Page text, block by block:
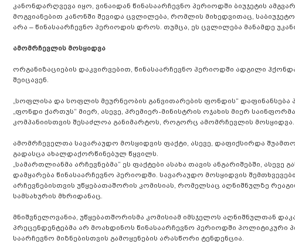
კანონდარღვევა იყო, ვინაიდან წინასაარჩევნო პერიოდში ბიუჯეტის
მოგვიანებით კანონში შევიდა ცვლილება, რომლის მიხედვითაც,
არა – წინასაარჩევნო პერიოდის დროს. თუმცა, ეს ცვლილება მანამდე
ამომრჩევლის მოსყიდვა
ორგანიზაციების დაკვირვებით, წინასაარჩევნო პერიოდში ადგილი
შეიცავენ.
„სოფლისა და სოფლის მეურნეობის განვითარების ფონდის“
„ფონდი ქართუს“ მიერ, ასევე, პრემიერ-მინისტრის ოჯახის მიერ
კომპანიისთვის შესაძლოა განიმარტოს, როგორც ამომრჩევლის მოსყიდვა.
ამომრჩეველთა სავარაუდო მოსყიდვის ფაქტი, ასევე, დაფიქსირდა
გადასცა ახალდაქორწინებულ წყვილს.
„სამართლიანმა არჩევნებმა“ ეს ფაქტები ასახა თავის ანგარიშებში,
დამყარება წინასაარჩევნო პერიოდში. სავარაუდო მოსყიდვის
არჩევნებისთვის უწყებათაშორის კომისიას, რომელსაც აღნიშნულზე
სამსახურის მხრიდანაც.
მნიშვნელოვანია, უწყებათშორისმა კომისიამ იმსჯელოს აღნიშნულთან
პრეცენდენტებმა არ მოახდინოს წინასაარჩევნო პერიოდში პოლიტიკური
საარჩევნო მიზნებისთვის გამოყენების არასწორი ტენდენცია.